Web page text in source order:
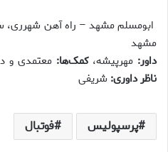
مشهد
داور: مهرپیشه،کمک‌ها: معتمدی و
ناظر داوری: شریفی
پرسپولیس فوتبال